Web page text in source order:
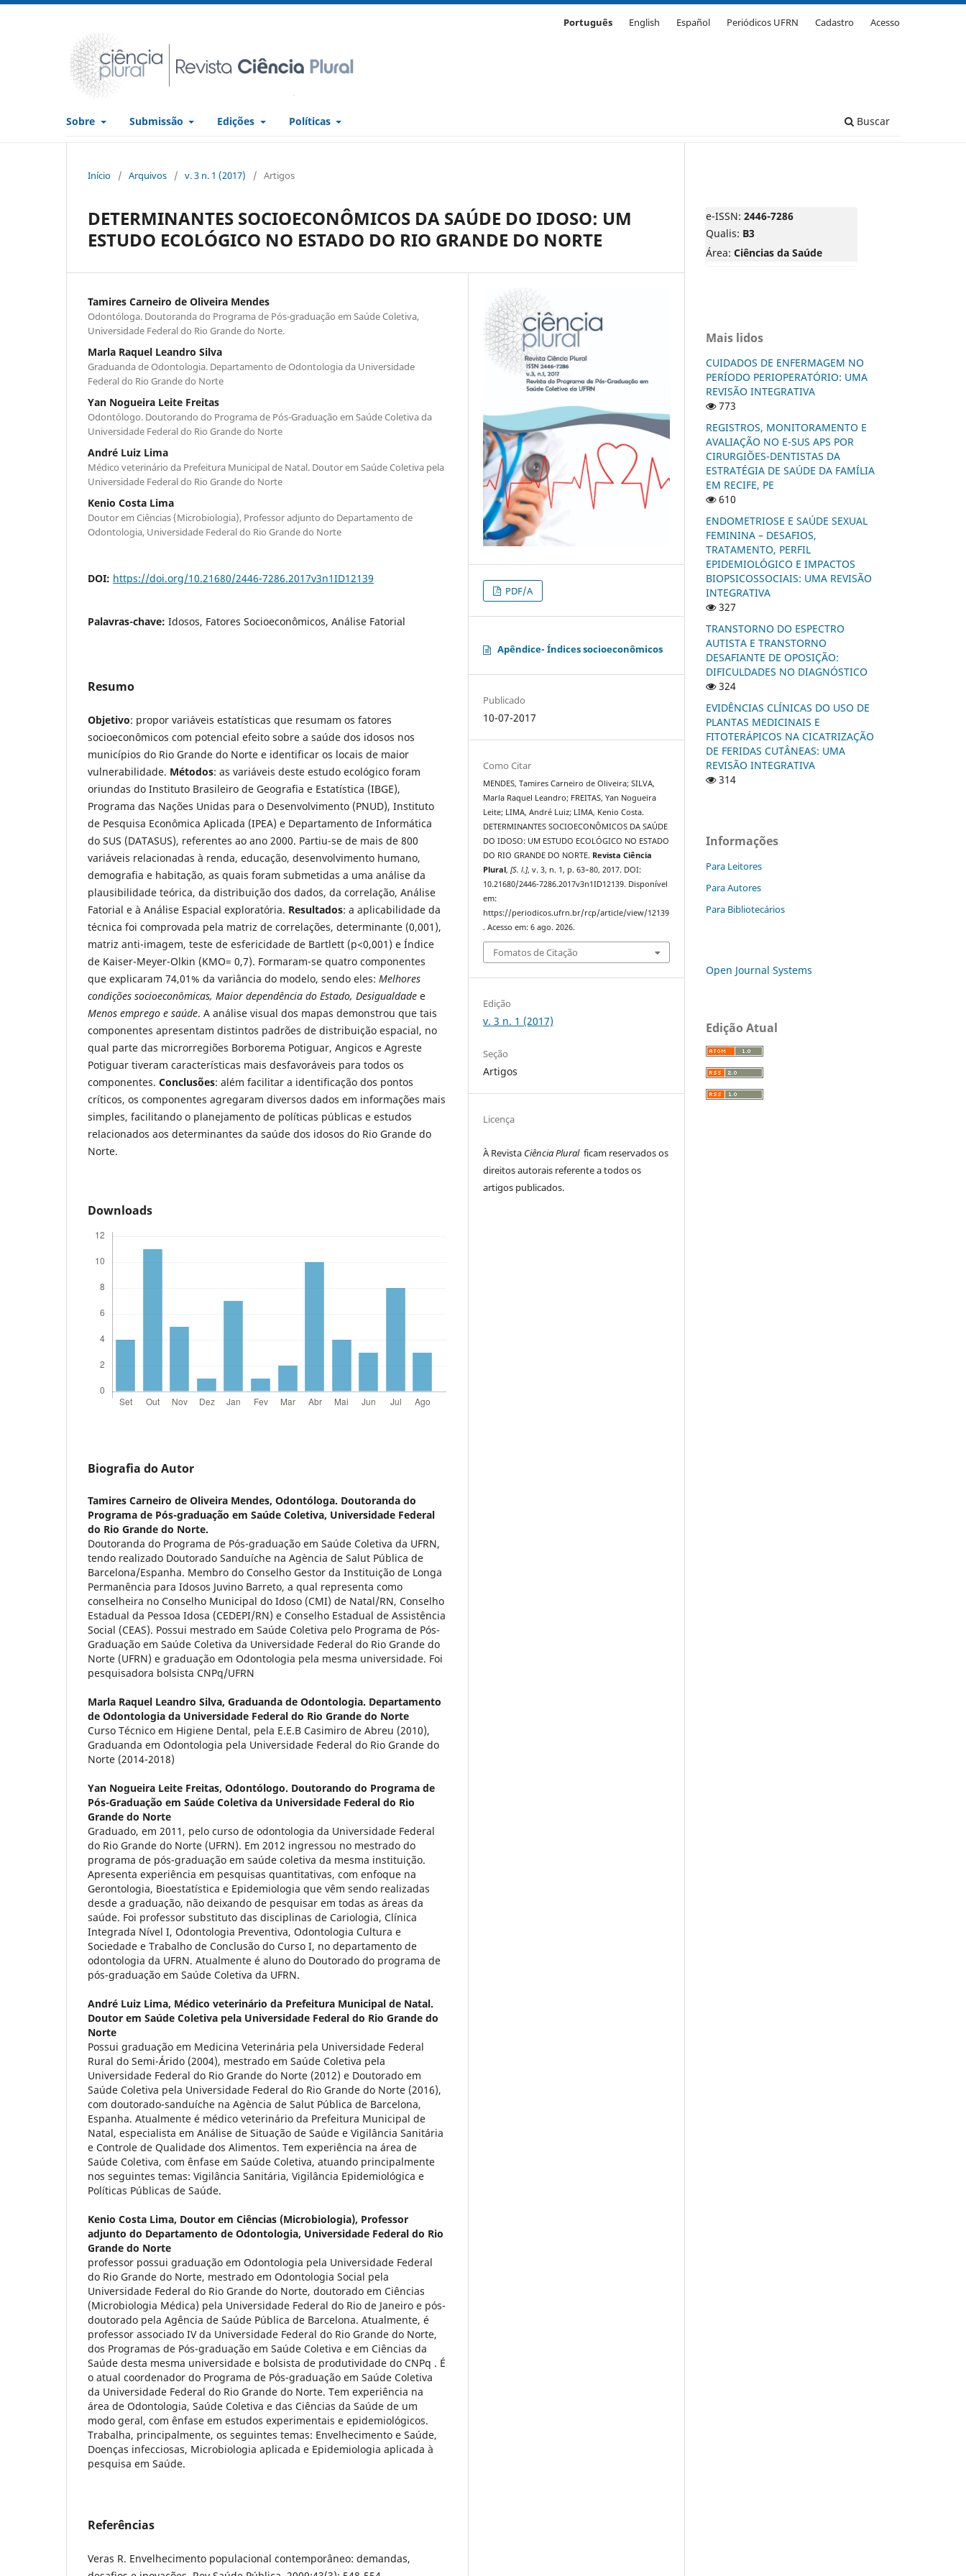
Sobre Submissão Edições Políticas Buscar
Português English Español Periódicos UFRN Cadastro Acesso
Início / Arquivos / v. 3 n. 1 (2017) / Artigos
DETERMINANTES SOCIOECONÔMICOS DA SAÚDE DO IDOSO: UM
ESTUDO ECOLÓGICO NO ESTADO DO RIO GRANDE DO NORTE
Tamires Carneiro de Oliveira Mendes
Odontóloga. Doutoranda do Programa de Pós-graduação em Saúde Coletiva,
Universidade Federal do Rio Grande do Norte.
Marla Raquel Leandro Silva
Graduanda de Odontologia. Departamento de Odontologia da Universidade
Federal do Rio Grande do Norte
Yan Nogueira Leite Freitas
Odontólogo. Doutorando do Programa de Pós-Graduação em Saúde Coletiva da
Universidade Federal do Rio Grande do Norte
André Luiz Lima
Médico veterinário da Prefeitura Municipal de Natal. Doutor em Saúde Coletiva pela
Universidade Federal do Rio Grande do Norte
Kenio Costa Lima
Doutor em Ciências (Microbiologia), Professor adjunto do Departamento de
Odontologia, Universidade Federal do Rio Grande do Norte
DOI: https://doi.org/10.21680/2446-7286.2017v3n1ID12139
Palavras-chave: Idosos, Fatores Socioeconômicos, Análise Fatorial
Resumo
Objetivo: propor variáveis estatísticas que resumam os fatores
socioeconômicos com potencial efeito sobre a saúde dos idosos nos
municípios do Rio Grande do Norte e identificar os locais de maior
vulnerabilidade. Métodos: as variáveis deste estudo ecológico foram
oriundas do Instituto Brasileiro de Geografia e Estatística (IBGE),
Programa das Nações Unidas para o Desenvolvimento (PNUD), Instituto
de Pesquisa Econômica Aplicada (IPEA) e Departamento de Informática
do SUS (DATASUS), referentes ao ano 2000. Partiu-se de mais de 800
variáveis relacionadas à renda, educação, desenvolvimento humano,
demografia e habitação, as quais foram submetidas a uma análise da
plausibilidade teórica, da distribuição dos dados, da correlação, Análise
Fatorial e à Análise Espacial exploratória. Resultados: a aplicabilidade da
técnica foi comprovada pela matriz de correlações, determinante (0,001),
matriz anti-imagem, teste de esfericidade de Bartlett (p<0,001) e Índice
de Kaiser-Meyer-Olkin (KMO= 0,7). Formaram-se quatro componentes
que explicaram 74,01% da variância do modelo, sendo eles: Melhores
condições socioeconômicas, Maior dependência do Estado, Desigualdade e
Menos emprego e saúde. A análise visual dos mapas demonstrou que tais
componentes apresentam distintos padrões de distribuição espacial, no
qual parte das microrregiões Borborema Potiguar, Angicos e Agreste
Potiguar tiveram características mais desfavoráveis para todos os
componentes. Conclusões: além facilitar a identificação dos pontos
críticos, os componentes agregaram diversos dados em informações mais
simples, facilitando o planejamento de políticas públicas e estudos
relacionados aos determinantes da saúde dos idosos do Rio Grande do
Norte.
Downloads
Biografia do Autor
Tamires Carneiro de Oliveira Mendes, Odontóloga. Doutoranda do
Programa de Pós-graduação em Saúde Coletiva, Universidade Federal
do Rio Grande do Norte.
Doutoranda do Programa de Pós-graduação em Saúde Coletiva da UFRN,
tendo realizado Doutorado Sanduíche na Agència de Salut Pública de
Barcelona/Espanha. Membro do Conselho Gestor da Instituição de Longa
Permanência para Idosos Juvino Barreto, a qual representa como
conselheira no Conselho Municipal do Idoso (CMI) de Natal/RN, Conselho
Estadual da Pessoa Idosa (CEDEPI/RN) e Conselho Estadual de Assistência
Social (CEAS). Possui mestrado em Saúde Coletiva pelo Programa de Pós-
Graduação em Saúde Coletiva da Universidade Federal do Rio Grande do
Norte (UFRN) e graduação em Odontologia pela mesma universidade. Foi
pesquisadora bolsista CNPq/UFRN
Marla Raquel Leandro Silva, Graduanda de Odontologia. Departamento
de Odontologia da Universidade Federal do Rio Grande do Norte
Curso Técnico em Higiene Dental, pela E.E.B Casimiro de Abreu (2010),
Graduanda em Odontologia pela Universidade Federal do Rio Grande do
Norte (2014-2018)
Yan Nogueira Leite Freitas, Odontólogo. Doutorando do Programa de
Pós-Graduação em Saúde Coletiva da Universidade Federal do Rio
Grande do Norte
Graduado, em 2011, pelo curso de odontologia da Universidade Federal
do Rio Grande do Norte (UFRN). Em 2012 ingressou no mestrado do
programa de pós-graduação em saúde coletiva da mesma instituição.
Apresenta experiência em pesquisas quantitativas, com enfoque na
Gerontologia, Bioestatística e Epidemiologia que vêm sendo realizadas
desde a graduação, não deixando de pesquisar em todas as áreas da
saúde. Foi professor substituto das disciplinas de Cariologia, Clínica
Integrada Nível I, Odontologia Preventiva, Odontologia Cultura e
Sociedade e Trabalho de Conclusão do Curso I, no departamento de
odontologia da UFRN. Atualmente é aluno do Doutorado do programa de
pós-graduação em Saúde Coletiva da UFRN.
André Luiz Lima, Médico veterinário da Prefeitura Municipal de Natal.
Doutor em Saúde Coletiva pela Universidade Federal do Rio Grande do
Norte
Possui graduação em Medicina Veterinária pela Universidade Federal
Rural do Semi-Árido (2004), mestrado em Saúde Coletiva pela
Universidade Federal do Rio Grande do Norte (2012) e Doutorado em
Saúde Coletiva pela Universidade Federal do Rio Grande do Norte (2016),
com doutorado-sanduíche na Agència de Salut Pública de Barcelona,
Espanha. Atualmente é médico veterinário da Prefeitura Municipal de
Natal, especialista em Análise de Situação de Saúde e Vigilância Sanitária
e Controle de Qualidade dos Alimentos. Tem experiência na área de
Saúde Coletiva, com ênfase em Saúde Coletiva, atuando principalmente
nos seguintes temas: Vigilância Sanitária, Vigilância Epidemiológica e
Políticas Públicas de Saúde.
Kenio Costa Lima, Doutor em Ciências (Microbiologia), Professor
adjunto do Departamento de Odontologia, Universidade Federal do Rio
Grande do Norte
professor possui graduação em Odontologia pela Universidade Federal
do Rio Grande do Norte, mestrado em Odontologia Social pela
Universidade Federal do Rio Grande do Norte, doutorado em Ciências
(Microbiologia Médica) pela Universidade Federal do Rio de Janeiro e pós-
doutorado pela Agência de Saúde Pública de Barcelona. Atualmente, é
professor associado IV da Universidade Federal do Rio Grande do Norte,
dos Programas de Pós-graduação em Saúde Coletiva e em Ciências da
Saúde desta mesma universidade e bolsista de produtividade do CNPq . É
o atual coordenador do Programa de Pós-graduação em Saúde Coletiva
da Universidade Federal do Rio Grande do Norte. Tem experiência na
área de Odontologia, Saúde Coletiva e das Ciências da Saúde de um
modo geral, com ênfase em estudos experimentais e epidemiológicos.
Trabalha, principalmente, os seguintes temas: Envelhecimento e Saúde,
Doenças infecciosas, Microbiologia aplicada e Epidemiologia aplicada à
pesquisa em Saúde.
Referências
Veras R. Envelhecimento populacional contemporâneo: demandas,
PDF/A
Apêndice- Índices socioeconômicos
Publicado
10-07-2017
Como Citar
MENDES, Tamires Carneiro de Oliveira; SILVA,
Marla Raquel Leandro; FREITAS, Yan Nogueira
Leite; LIMA, André Luiz; LIMA, Kenio Costa.
DETERMINANTES SOCIOECONÔMICOS DA SAÚDE
DO IDOSO: UM ESTUDO ECOLÓGICO NO ESTADO
DO RIO GRANDE DO NORTE. Revista Ciência
Plural,[S. l.], v. 3, n. 1, p. 63–80, 2017. DOI:
10.21680/2446-7286.2017v3n1ID12139. Disponível
em:
https://periodicos.ufrn.br/rcp/article/view/12139
. Acesso em: 6 ago. 2026.
Fomatos de Citação
Edição
v. 3 n. 1 (2017)
Seção
Artigos
Licença
À Revista Ciência Pluralficam reservados os
direitos autorais referente a todos os
artigos publicados.
e-ISSN: 2446-7286
Qualis: B3
Área: Ciências da Saúde
Mais lidos
CUIDADOS DE ENFERMAGEM NO
PERÍODO PERIOPERATÓRIO: UMA
REVISÃO INTEGRATIVA
773
REGISTROS, MONITORAMENTO E
AVALIAÇÃO NO E-SUS APS POR
CIRURGIÕES-DENTISTAS DA
ESTRATÉGIA DE SAÚDE DA FAMÍLIA
EM RECIFE, PE
610
ENDOMETRIOSE E SAÚDE SEXUAL
FEMININA – DESAFIOS,
TRATAMENTO, PERFIL
EPIDEMIOLÓGICO E IMPACTOS
BIOPSICOSSOCIAIS: UMA REVISÃO
INTEGRATIVA
327
TRANSTORNO DO ESPECTRO
AUTISTA E TRANSTORNO
DESAFIANTE DE OPOSIÇÃO:
DIFICULDADES NO DIAGNÓSTICO
324
EVIDÊNCIAS CLÍNICAS DO USO DE
PLANTAS MEDICINAIS E
FITOTERÁPICOS NA CICATRIZAÇÃO
DE FERIDAS CUTÂNEAS: UMA
REVISÃO INTEGRATIVA
314
Informações
Para Leitores
Para Autores
Para Bibliotecários
Open Journal Systems
Edição Atual